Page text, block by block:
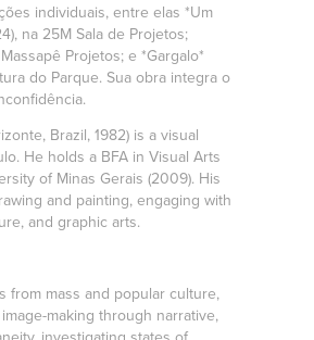
individuais, entre elas *Um
na 25M Sala de Projetos;
Projetos; e *Gargalo*
do Parque. Sua obra integra o
Brazil, 1982) is a visual
He holds a BFA in Visual Arts
of Minas Gerais (2009). His
and painting, engaging with
and graphic arts.
from mass and popular culture,
making through narrative,